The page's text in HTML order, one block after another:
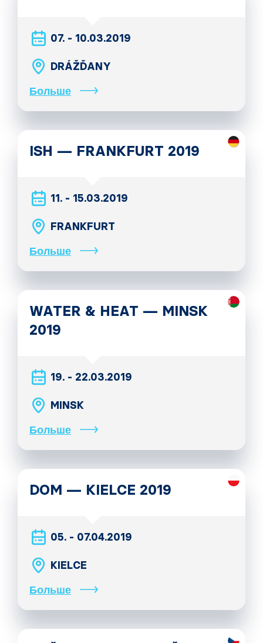
07. - 10.03.2019
DRÁŽĎANY
Больше
ISH — FRANKFURT 2019
11. - 15.03.2019
FRANKFURT
Больше
WATER & HEAT — MINSK
2019
19. - 22.03.2019
MINSK
Больше
DOM — KIELCE 2019
05. - 07.04.2019
KIELCE
Больше